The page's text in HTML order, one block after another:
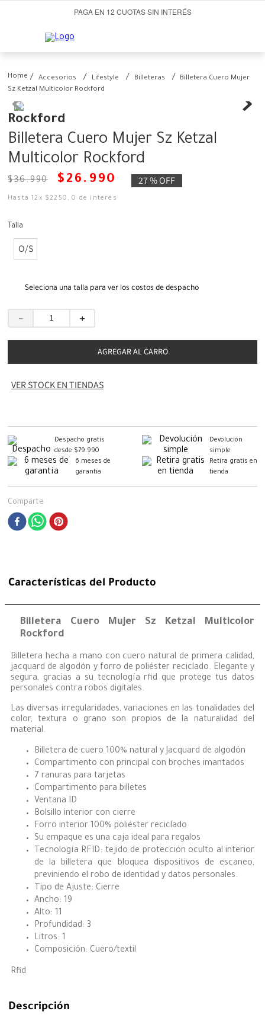
PAGA EN 12 CUOTAS SIN INTERÉS
Accesorios Lifestyle Billeteras
Billetera Cuero Mujer
Sz Ketzal Multicolor Rockford
Rockford
Billetera Cuero Mujer Sz Ketzal
Multicolor Rockford
$36.990 $ 26 . 990 27 %OFF
Hasta12 x $2250 ,0 de interés
Talla
O/S
Seleciona una talla para ver los costos de despacho
＋
－
AGREGAR AL CARRO
VER STOCK EN TIENDAS
Despacho gratis
desde $79.990
Devolución
simple
6 meses de
garantía
Retira gratis en
tienda
Comparte
Características del Producto
Billetera Cuero Mujer Sz Ketzal Multicolor
Rockford
Billetera hecha a mano con cuero natural de primera calidad,
jacquard de algodón y forro de poliéster reciclado. Elegante y
segura, gracias a su tecnología rfid que protege tus datos
personales contra robos digitales.
Las diversas irregularidades, variaciones en las tonalidades del
color, textura o grano son propios de la naturalidad del
material.
Billetera de cuero 100% natural y Jacquard de algodón
Compartimento con principal con broches imantados
7 ranuras para tarjetas
Compartimento para billetes
Ventana ID
Bolsillo interior con cierre
Forro interior 100% poliéster reciclado
Su empaque es una caja ideal para regalos
Tecnología RFID: tejido de protección oculto al interior
de la billetera que bloquea dispositivos de escaneo,
previniendo el robo de identidad y datos personales.
Tipo de Ajuste: Cierre
Ancho: 19
Alto: 11
Profundidad: 3
Litros: 1
Composición: Cuero/textil
Rfid
Descripción